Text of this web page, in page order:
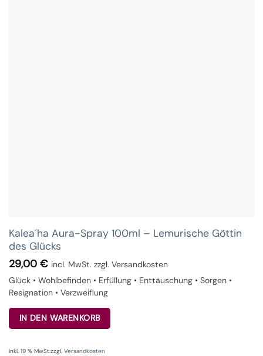
Kalea´ha Aura-Spray 100ml – Lemurische Göttin
des Glücks
29,00 € incl. MwSt. zzgl. Versandkosten
Glück • Wohlbefinden • Erfüllung • Enttäuschung • Sorgen •
Resignation • Verzweiflung
IN DEN WARENKORB
inkl. 19 % MwSt.zzgl. Versandkosten